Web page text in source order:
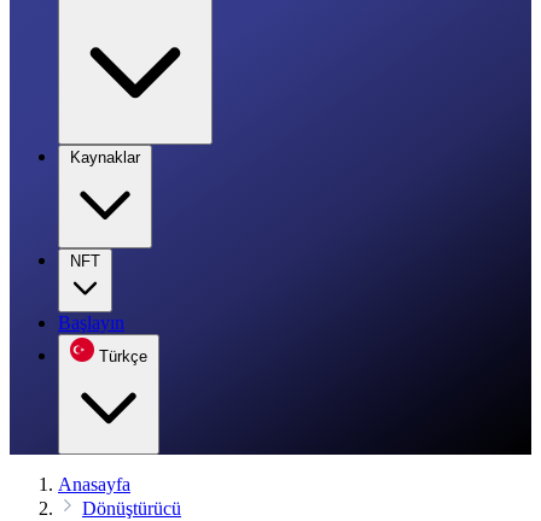
Kaynaklar
NFT
Başlayın
Türkçe
Anasayfa
Dönüştürücü